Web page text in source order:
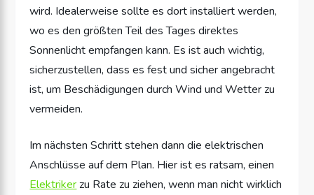
wird. Idealerweise sollte es dort installiert werden,
wo es den größten Teil des Tages direktes
Sonnenlicht empfangen kann. Es ist auch wichtig,
sicherzustellen, dass es fest und sicher angebracht
ist, um Beschädigungen durch Wind und Wetter zu
vermeiden.
Im nächsten Schritt stehen dann die elektrischen
Anschlüsse auf dem Plan. Hier ist es ratsam, einen
Elektrikerzu Rate zu ziehen, wenn man nicht wirklich